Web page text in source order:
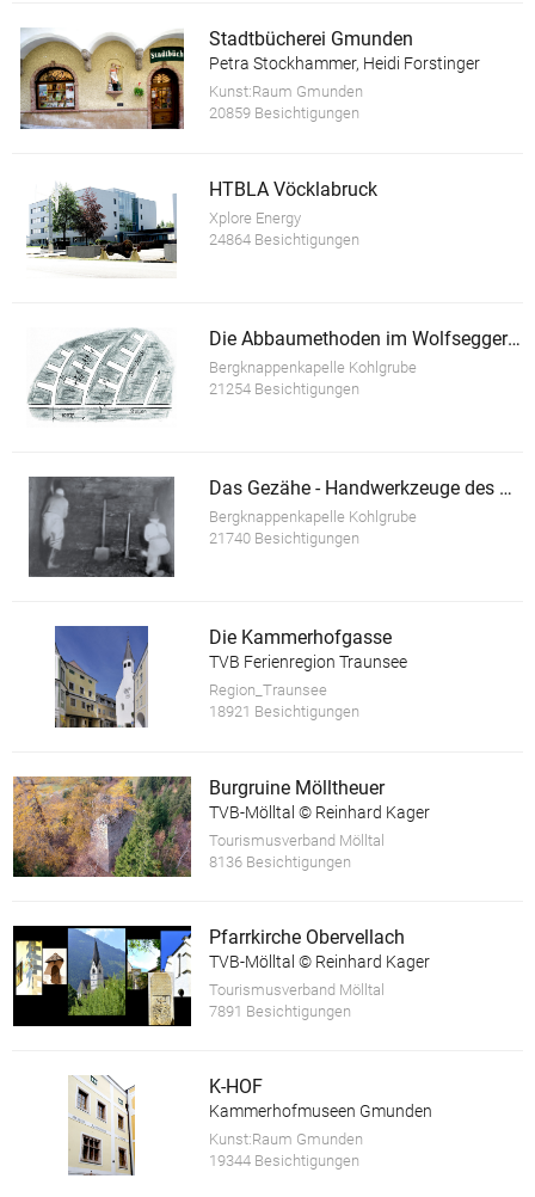
Stadtbücherei Gmunden
Petra Stockhammer, Heidi Forstinger
Kunst:Raum Gmunden
20859 Besichtigungen
HTBLA Vöcklabruck
Xplore Energy
24864 Besichtigungen
Die Abbaumethoden im Wolfsegger Bergbau
Bergknappenkapelle Kohlgrube
21254 Besichtigungen
Das Gezähe - Handwerkzeuge des Bergmannes
Bergknappenkapelle Kohlgrube
21740 Besichtigungen
Die Kammerhofgasse
TVB Ferienregion Traunsee
Region_Traunsee
18921 Besichtigungen
Burgruine Mölltheuer
TVB-Mölltal © Reinhard Kager
Tourismusverband Mölltal
8136 Besichtigungen
Pfarrkirche Obervellach
TVB-Mölltal © Reinhard Kager
Tourismusverband Mölltal
7891 Besichtigungen
K-HOF
Kammerhofmuseen Gmunden
Kunst:Raum Gmunden
19344 Besichtigungen